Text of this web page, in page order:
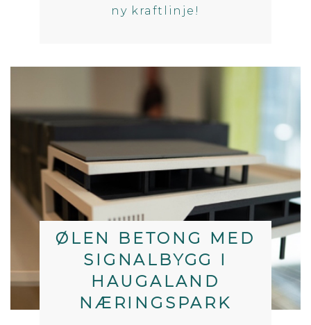
ny kraftlinje!
ØLEN BETONG MED
SIGNALBYGG I
HAUGALAND
NÆRINGSPARK